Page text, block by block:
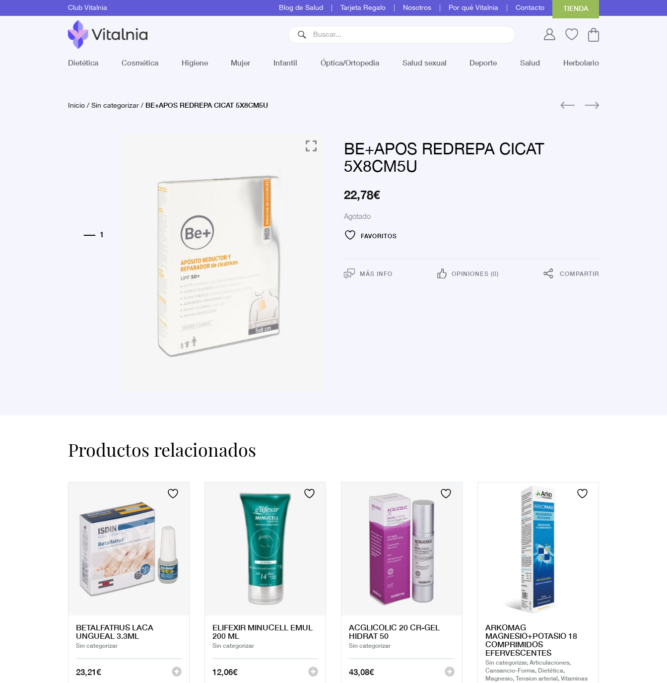
Club Vitalnia Blog de Salud Tarjeta Regalo Nosotros Por qué Vitalnia Contacto TIENDA
Dietética Cosmética Higiene Mujer Infantil Óptica/Ortopedia Salud sexual Deporte Salud Herbolario
Inicio/Sin categorizar/ BE+APOS REDREPA CICAT 5X8CM5U
BE+APOS REDREPA CICAT
5X8CM5U
22,78€
Agotado
FAVORITOS
MÁS INFO OPINIONES (0) COMPARTIR
Productos relacionados
BETALFATRUS LACA
UNGUEAL 3.3ML
Sin categorizar
23,21€
ELIFEXIR MINUCELL EMUL
200 ML
Sin categorizar
12,06€
ACGLICOLIC 20 CR-GEL
HIDRAT 50
Sin categorizar
43,08€
ARKOMAG
MAGNESIO+POTASIO 18
COMPRIMIDOS
EFERVESCENTES
Sin categorizar, Articulaciones,
Cansancio-Forma, Dietética,
Magnesio, Tension arterial, Vitaminas